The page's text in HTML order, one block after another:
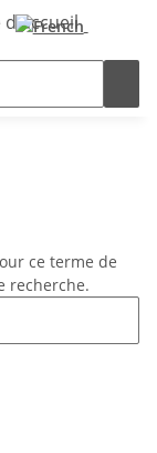
ce terme de
recherche.